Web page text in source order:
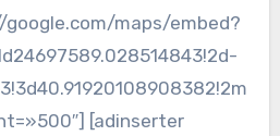
maps/embed?
[adinserter